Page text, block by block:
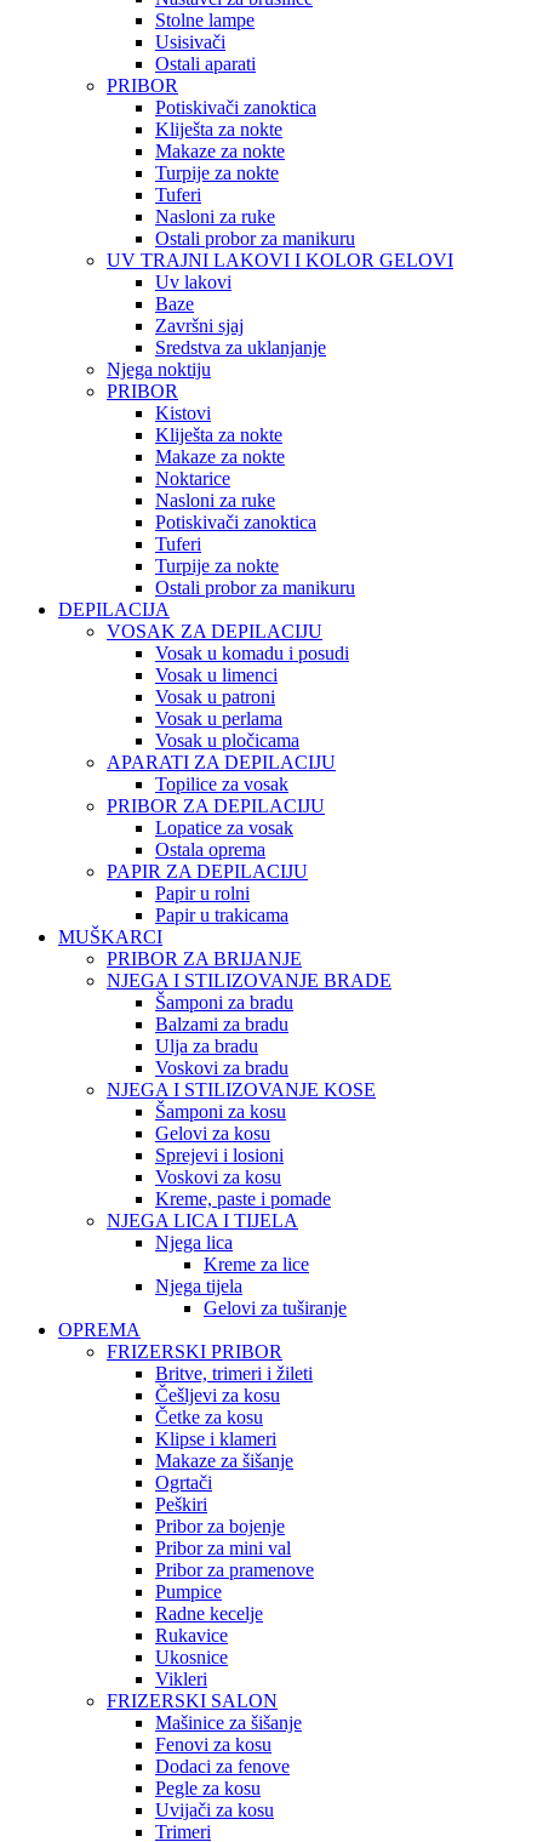
Stolne lampe
Usisivači
Ostali aparati
PRIBOR
Potiskivači zanoktica
Kliješta za nokte
Makaze za nokte
Turpije za nokte
Tuferi
Nasloni za ruke
Ostali probor za manikuru
UV TRAJNI LAKOVI I KOLOR GELOVI
Uv lakovi
Baze
Završni sjaj
Sredstva za uklanjanje
Njega noktiju
PRIBOR
Kistovi
Kliješta za nokte
Makaze za nokte
Noktarice
Nasloni za ruke
Potiskivači zanoktica
Tuferi
Turpije za nokte
Ostali probor za manikuru
DEPILACIJA
VOSAK ZA DEPILACIJU
Vosak u komadu i posudi
Vosak u limenci
Vosak u patroni
Vosak u perlama
Vosak u pločicama
APARATI ZA DEPILACIJU
Topilice za vosak
PRIBOR ZA DEPILACIJU
Lopatice za vosak
Ostala oprema
PAPIR ZA DEPILACIJU
Papir u rolni
Papir u trakicama
MUŠKARCI
PRIBOR ZA BRIJANJE
NJEGA I STILIZOVANJE BRADE
Šamponi za bradu
Balzami za bradu
Ulja za bradu
Voskovi za bradu
NJEGA I STILIZOVANJE KOSE
Šamponi za kosu
Gelovi za kosu
Sprejevi i losioni
Voskovi za kosu
Kreme, paste i pomade
NJEGA LICA I TIJELA
Njega lica
Kreme za lice
Njega tijela
Gelovi za tuširanje
OPREMA
FRIZERSKI PRIBOR
Britve, trimeri i žileti
Češljevi za kosu
Četke za kosu
Klipse i klameri
Makaze za šišanje
Ogrtači
Peškiri
Pribor za bojenje
Pribor za mini val
Pribor za pramenove
Pumpice
Radne kecelje
Rukavice
Ukosnice
Vikleri
FRIZERSKI SALON
Mašinice za šišanje
Fenovi za kosu
Dodaci za fenove
Pegle za kosu
Uvijači za kosu
Trimeri